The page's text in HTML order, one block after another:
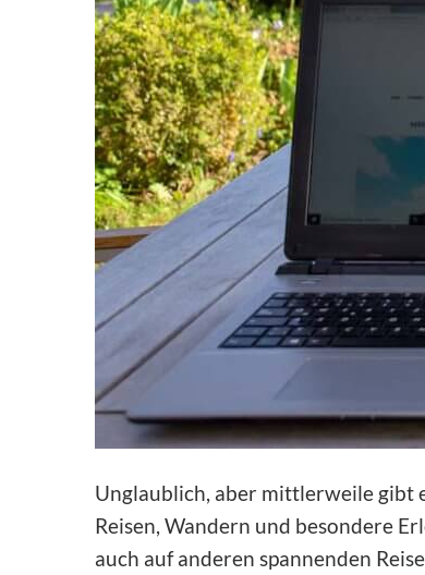
Unglaublich, aber mittlerweile gibt
Reisen, Wandern und besondere
auch auf anderen spannenden